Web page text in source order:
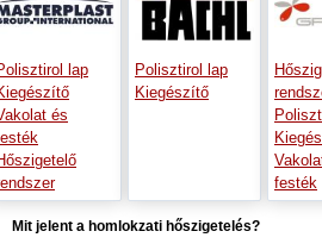
lap
és
Polisztirol lap
Kiegészítő
festék
Mit jelent a homlokzati hőszigetelés?